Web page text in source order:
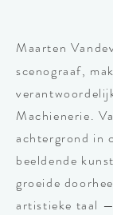
Maarten
scenograaf,
Machienerie.
achtergrond in
beeldende
groeide
artistieke taal